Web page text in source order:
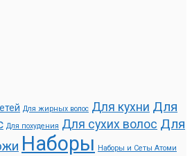
Для жирных волос Для кухни Для
Для похудения Для сухих волос Для
Наборы Наборы и Сеты Атоми